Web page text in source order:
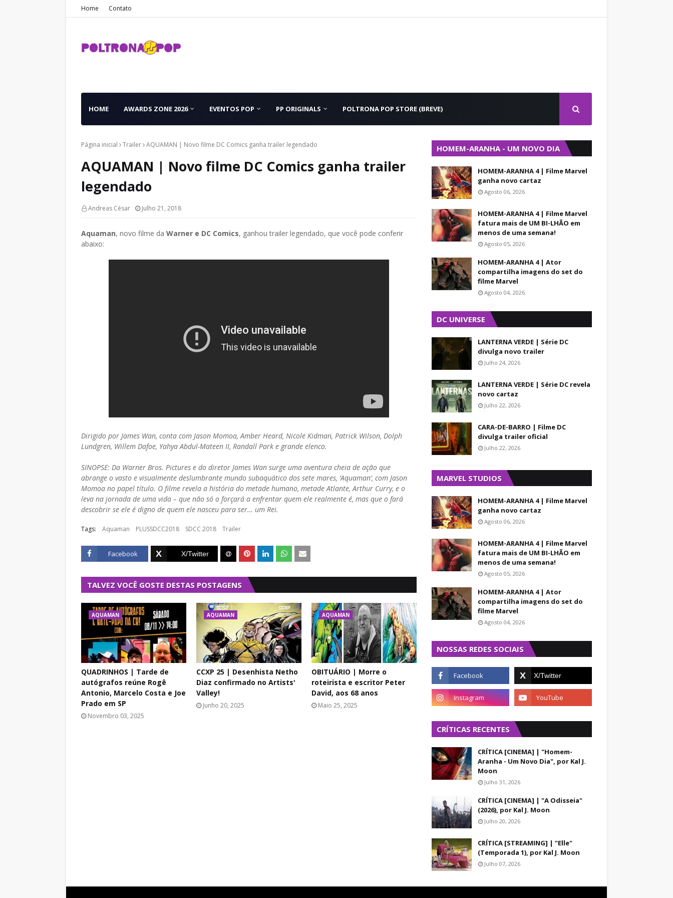
Home Contato
HOME AWARDS ZONE 2026 EVENTOS POP PP ORIGINALS POLTRONA POP STORE (BREVE)
Página inicial Trailer AQUAMAN | Novo filme DC Comics ganha trailer legendado
AQUAMAN | Novo filme DC Comics ganha trailer
legendado
Andreas César Julho 21, 2018
Aquaman, novo filme da Warner e DC Comics, ganhou trailer legendado, que você pode conferir
abaixo:
Dirigido por James Wan, conta com Jason Momoa, Amber Heard, Nicole Kidman, Patrick Wilson, Dolph
Lundgren, Willem Dafoe, Yahya Abdul-Mateen II, Randall Park e grande elenco.
SINOPSE: Da Warner Bros. Pictures e do diretor James Wan surge uma aventura cheia de ação que
abrange o vasto e visualmente deslumbrante mundo subaquático dos sete mares, ‘Aquaman’, com Jason
Momoa no papel título. O filme revela a história do metade humano, metade Atlante, Arthur Curry, e o
leva na jornada de uma vida – que não só o forçará a enfrentar quem ele realmente é, mas que o fará
descobrir se ele é digno de quem ele nasceu para ser… um Rei.
Tags: Aquaman PLUSSDCC2018 SDCC 2018 Trailer
Facebook
TALVEZ VOCÊ GOSTE DESTAS POSTAGENS
AQUAMAN
QUADRINHOS | Tarde de
autógrafos reúne Rogê
Antonio, Marcelo Costa e Joe
Prado em SP
Novembro 03, 2025
AQUAMAN
CCXP 25 | Desenhista Netho
Diaz confirmado no Artists'
Valley!
Junho 20, 2025
AQUAMAN
OBITUÁRIO | Morre o
roteirista e escritor Peter
David, aos 68 anos
Maio 25, 2025
HOMEM-ARANHA - UM NOVO DIA
HOMEM-ARANHA 4 | Filme Marvel
ganha novo cartaz
Agosto 06, 2026
HOMEM-ARANHA 4 | Filme Marvel
fatura mais de UM BI-LHÃO em
menos de uma semana!
Agosto 05, 2026
HOMEM-ARANHA 4 | Ator
compartilha imagens do set do
filme Marvel
Agosto 04, 2026
DC UNIVERSE
LANTERNA VERDE | Série DC
divulga novo trailer
Julho 24, 2026
LANTERNA VERDE | Série DC revela
novo cartaz
Julho 22, 2026
CARA-DE-BARRO | Filme DC
divulga trailer oficial
Julho 22, 2026
MARVEL STUDIOS
HOMEM-ARANHA 4 | Filme Marvel
ganha novo cartaz
Agosto 06, 2026
HOMEM-ARANHA 4 | Filme Marvel
fatura mais de UM BI-LHÃO em
menos de uma semana!
Agosto 05, 2026
HOMEM-ARANHA 4 | Ator
compartilha imagens do set do
filme Marvel
Agosto 04, 2026
NOSSAS REDES SOCIAIS
CRÍTICAS RECENTES
CRÍTICA [CINEMA] | "Homem-
Aranha - Um Novo Dia", por Kal J.
Moon
Julho 31, 2026
CRÍTICA [CINEMA] | "A Odisseia"
(2026), por Kal J. Moon
Julho 20, 2026
CRÍTICA [STREAMING] | "Elle"
(Temporada 1), por Kal J. Moon
Julho 07, 2026